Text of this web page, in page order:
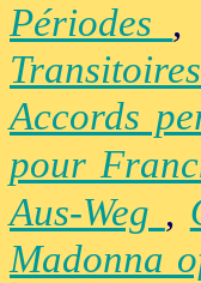
Périodes ,
Transitoires
Accords
pour
Aus-Weg ,
Madonna